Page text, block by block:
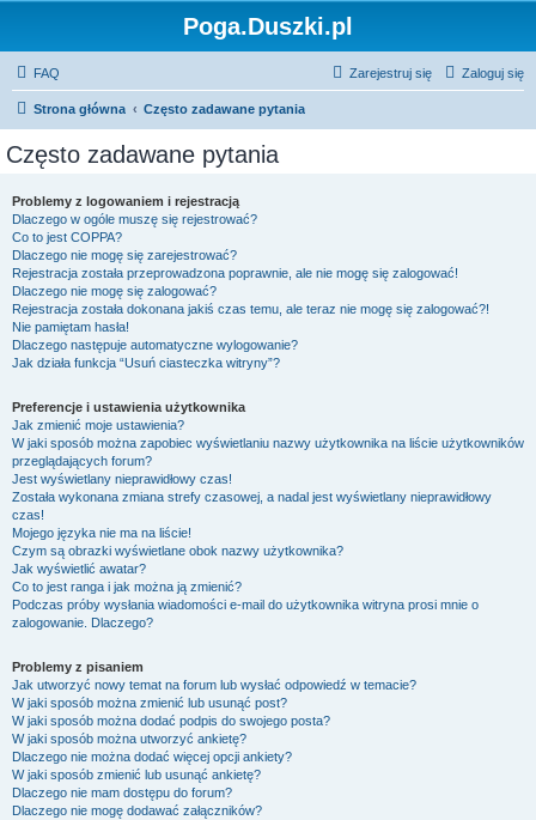
Poga.Duszki.pl
FAQ Zaloguj się
Zarejestruj się
Strona główna Często zadawane pytania
Często zadawane pytania
Problemy z logowaniem i rejestracją
Dlaczego w ogóle muszę się rejestrować?
Co to jest COPPA?
Dlaczego nie mogę się zarejestrować?
Rejestracja została przeprowadzona poprawnie, ale nie mogę się zalogować!
Dlaczego nie mogę się zalogować?
Rejestracja została dokonana jakiś czas temu, ale teraz nie mogę się zalogować?!
Nie pamiętam hasła!
Dlaczego następuje automatyczne wylogowanie?
Jak działa funkcja “Usuń ciasteczka witryny”?
Preferencje i ustawienia użytkownika
Jak zmienić moje ustawienia?
W jaki sposób można zapobiec wyświetlaniu nazwy użytkownika na liście użytkowników
przeglądających forum?
Jest wyświetlany nieprawidłowy czas!
Została wykonana zmiana strefy czasowej, a nadal jest wyświetlany nieprawidłowy
czas!
Mojego języka nie ma na liście!
Czym są obrazki wyświetlane obok nazwy użytkownika?
Jak wyświetlić awatar?
Co to jest ranga i jak można ją zmienić?
Podczas próby wysłania wiadomości e-mail do użytkownika witryna prosi mnie o
zalogowanie. Dlaczego?
Problemy z pisaniem
Jak utworzyć nowy temat na forum lub wysłać odpowiedź w temacie?
W jaki sposób można zmienić lub usunąć post?
W jaki sposób można dodać podpis do swojego posta?
W jaki sposób można utworzyć ankietę?
Dlaczego nie można dodać więcej opcji ankiety?
W jaki sposób zmienić lub usunąć ankietę?
Dlaczego nie mam dostępu do forum?
Dlaczego nie mogę dodawać załączników?